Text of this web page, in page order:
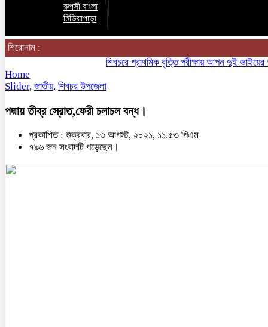
রুপসী বাংলা
মিডিয়াপাড়া
শিরোনাম :
শিবচরে প্রাথমিক বৃত্তি পরীক্ষায় আপন দুই ভাইয়ের অনন্য
Home
Slider, জাতীয়, শিবচর উপজেলা
পদ্মায় তীব্র স্রোত,ফেরী চলাচল বন্ধ।
প্রকাশিত : শুক্রবার, ১৩ আগস্ট, ২০২১, ১১.৫৩ পিএম
৭৯৬ জন সংবাদটি পড়েছেন।